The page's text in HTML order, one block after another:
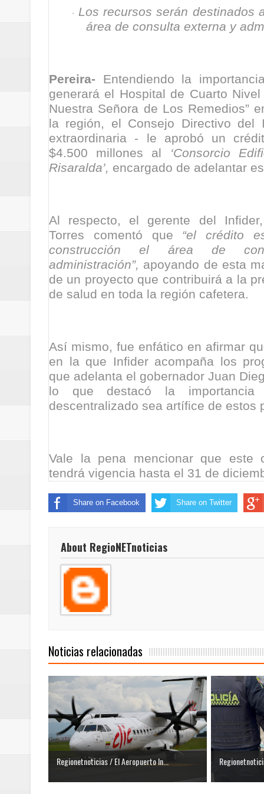
calle San Juan de Dios del
Regionetnoticias / Pereira
Regionetnoticias / Gobernación
ecoeficientes en Marquetalia
Regionetnoticias / Despliegue
terrestre para la posesión
ReGioNetNoticias /
ReGionetNoticias /
acciones que impactan a más de
ReGioNetNoticias- MEDELLIN
ReGioNetNoticias / Altas
ReGionetNoticias / REPORTE
seguridad para la posesión
transferencias prevista para los
Regionetnoticias / El
nocturna de Clic en la ruta
· Los recursos serán destinados
área de consulta externa y
Pereira- Entendiendo la
generará el Hospital de Cuarto Nivel
Nuestra Señora de Los Remedios”
la región, el Consejo Directivo del
extraordinaria - le aprobó un
$4.500 millones al
‘Consorcio
Risaralda’, encargado de adelantar
Al respecto, el gerente del
Torres comentó que “el crédito
construcción el área de
administración”, apoyando de esta
de un proyecto que contribuirá a la
de salud en toda la región cafetera.
Así mismo, fue enfático en afirmar
en la que Infider acompaña los
que adelanta el gobernador Juan
lo que destacó la
descentralizado sea artífice de estos
Vale la pena mencionar que este
tendrá vigencia hasta el 31 de
Share on Facebook Share on Twitter
About RegioNETnoticias
Noticias relacionadas
Regionetnoticias / El Aeropuerto In...